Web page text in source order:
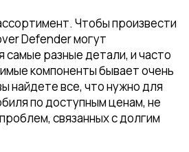
Чтобы произвести
Defender могут
самые разные детали, и часто
компоненты бывает очень
найдете все, что нужно для
по доступным ценам, не
связанных с долгим